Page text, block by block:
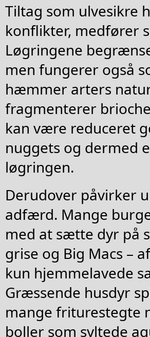
Tiltag som ulvesikre
konflikter, medfører
Løgringene
men fungerer også
hæmmer arters
fragmenterer
kan være reduceret
nuggets og dermed
løgringen.
Derudover påvirker
adfærd. Mange
med at sætte dyr på
grise og Big Macs –
kun hjemmelavede
Græssende husdyr
mange friturestegte
boller som syltede